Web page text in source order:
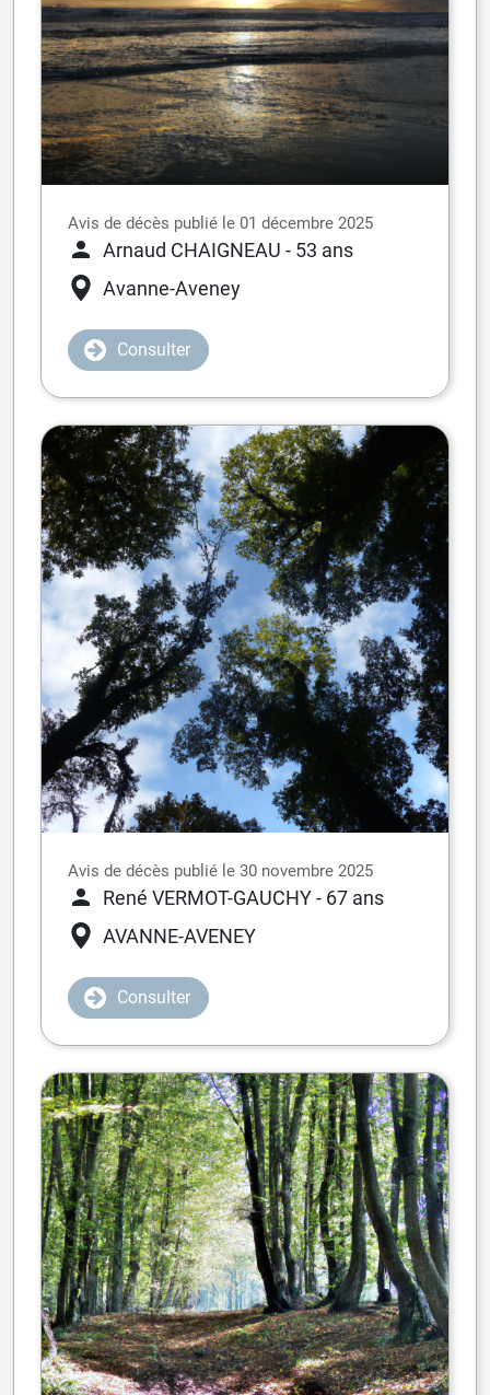
Avis de décès publié le 01 décembre 2025
Arnaud CHAIGNEAU - 53 ans
Avanne-Aveney
Consulter
Avis de décès publié le 30 novembre 2025
René VERMOT-GAUCHY- 67 ans
AVANNE-AVENEY
Consulter